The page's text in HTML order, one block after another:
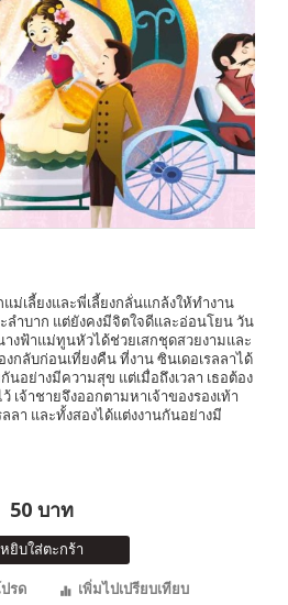
ม่เลี้ยงและพี่เลี้ยงกลั่นแกล้งให้ทำงาน
ลำบาก แต่ยังคงมีจิตใจดีและอ่อนโยน วัน
างฟ้าแม่ทูนหัวได้ช่วยเสกชุดสวยงามและ
กลับก่อนเที่ยงคืน ที่งาน ซินเดอเรลลาได้
นอย่างมีความสุข แต่เมื่อถึงเวลา เธอต้อง
เจ้าชายจึงออกตามหาเจ้าของรองเท้า
ลา และทั้งสองได้แต่งงานกันอย่างมี
50 บาท
หยิบใส่ตะกร้า
รด
เพิ่มไปเปรียบเทียบ